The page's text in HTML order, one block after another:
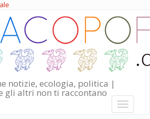
notizie, ecologia, politica |
gli altri non ti raccontano
Toggle